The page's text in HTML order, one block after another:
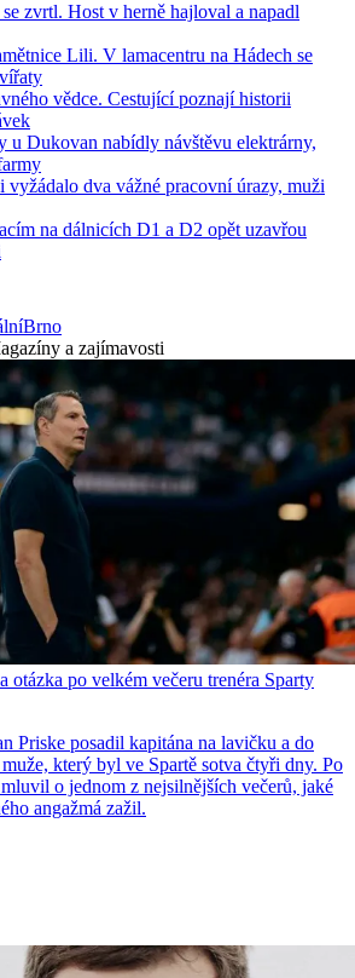
zvrtl. Host v herně hajloval a napadl
Lili. V lamacentru na Hádech se
vědce. Cestující poznají historii
u Dukovan nabídly návštěvu elektrárny,
vyžádalo dva vážné pracovní úrazy, muži
na dálnicích D1 a D2 opět uzavřou
Brno
a zajímavosti
otázka po velkém večeru trenéra Sparty
Priske posadil kapitána na lavičku a do
který byl ve Spartě sotva čtyři dny. Po
o jednom z nejsilnějších večerů, jaké
angažmá zažil.